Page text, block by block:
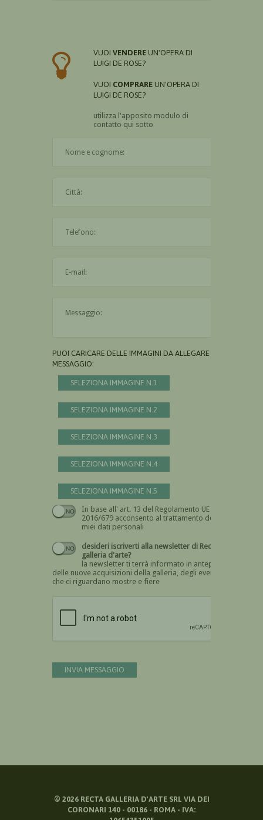
VUOI VENDERE UN'OPERA DI
LUIGI DE ROSE?
VUOI COMPRARE UN'OPERA DI
LUIGI DE ROSE?
utilizza l'apposito modulo di
contatto qui sotto
PUOI CARICARE DELLE IMMAGINI DA ALLEGARE AL
MESSAGGIO:
SELEZIONA IMMAGINE N.1
SELEZIONA IMMAGINE N.2
SELEZIONA IMMAGINE N.3
SELEZIONA IMMAGINE N.4
SELEZIONA IMMAGINE N.5
In base all' art. 13 del Regolamento UE n.
2016/679 acconsento al trattamento dei
miei dati personali
Devi dare il consenso
desideri iscriverti alla newsletter di Recta
galleria d'arte?
la newsletter ti terrà informato in anteprima
delle nuove acquisizioni della galleria, degli eventi
che ci riguardano mostre e fiere
INVIA MESSAGGIO
© 2026RECTA GALLERIA D'ARTE SRL VIA DEI
CORONARI 140 - 00186 - ROMA - IVA: